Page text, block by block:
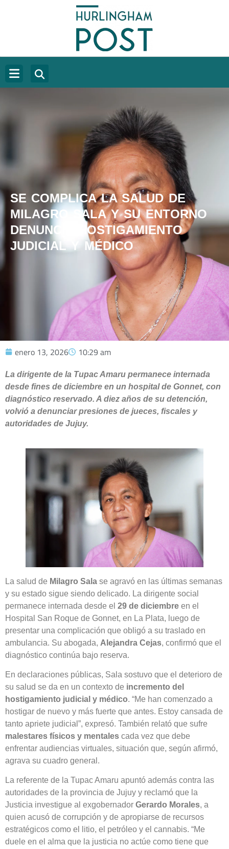
SE COMPLICA LA SALUD DE
MILAGRO SALA Y SU ENTORNO
DENUNCIA HOSTIGAMIENTO
JUDICIAL Y MÉDICO
enero 13, 2026 10:29 am
La dirigente de la Tupac Amaru permanece internada
desde fines de diciembre en un hospital de Gonnet, con
diagnóstico reservado. A diez años de su detención,
volvió a denunciar presiones de jueces, fiscales y
autoridades de Jujuy.
La salud de Milagro Sala se agravó en las últimas semanas
y su estado sigue siendo delicado. La dirigente social
permanece internada desde el 29 de diciembre en el
Hospital San Roque de Gonnet, en La Plata, luego de
presentar una complicación que obligó a su traslado en
ambulancia. Su abogada, Alejandra Cejas, confirmó que el
diagnóstico continúa bajo reserva.
En declaraciones públicas, Sala sostuvo que el deterioro de
su salud se da en un contexto de incremento del
hostigamiento judicial y médico. “Me han comenzado a
hostigar de nuevo y más fuerte que antes. Estoy cansada de
tanto apriete judicial”, expresó. También relató que sufre
malestares físicos y mentales cada vez que debe
enfrentar audiencias virtuales, situación que, según afirmó,
agrava su cuadro general.
La referente de la Tupac Amaru apuntó además contra las
autoridades de la provincia de Jujuy y reclamó que la
Justicia investigue al exgobernador Gerardo Morales, a
quien acusó de corrupción y de apropiarse de recursos
estratégicos como el litio, el petróleo y el cannabis. “Me
duele en el alma que la justicia no actúe como tiene que